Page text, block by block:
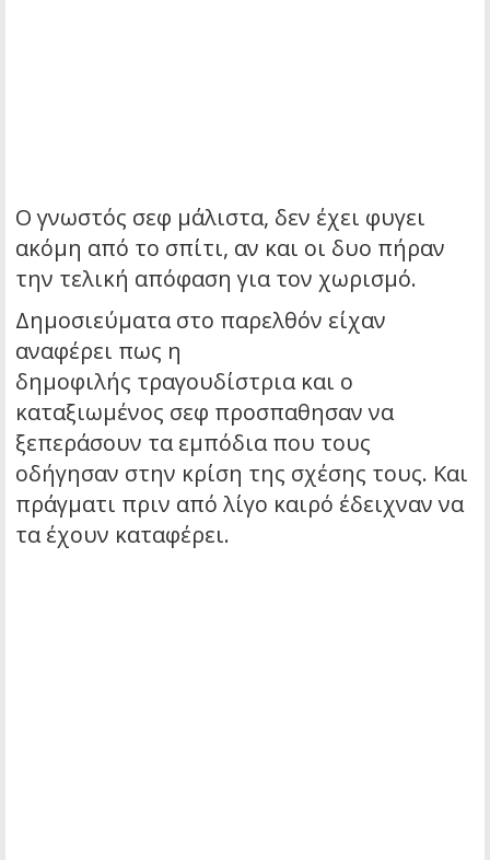
Ο γνωστός σεφ μάλιστα, δεν έχει φυγει
ακόμη από το σπίτι, αν και οι δυο πήραν
την τελική απόφαση για τον χωρισμό.
Δημοσιεύματα στο παρελθόν είχαν
αναφέρει πως η
δημοφιλής τραγουδίστρια και ο
καταξιωμένος σεφ προσπαθησαν να
ξεπεράσουν τα εμπόδια που τους
οδήγησαν στην κρίση της σχέσης τους. Και
πράγματι πριν από λίγο καιρό έδειχναν να
τα έχουν καταφέρει.